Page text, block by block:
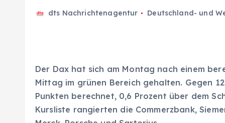
dts Nachrichtenagentur Deutschland- und
Der Dax hat sich am Montag nach einem
Mittag im grünen Bereich gehalten. Gegen
Punkten berechnet, 0,6 Prozent über dem
Kursliste rangierten die Commerzbank,